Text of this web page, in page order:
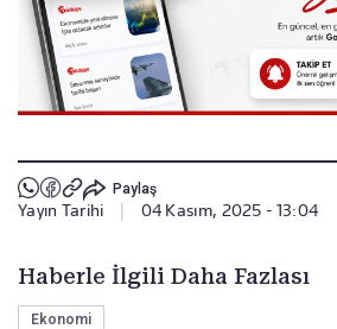
Paylaş
Yayın Tarihi 04 Kasım, 2025 - 13:04
Haberle İlgili Daha Fazlası
Ekonomi